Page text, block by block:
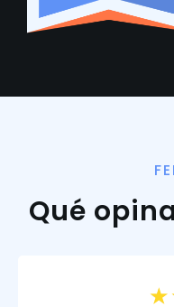
Qué
★